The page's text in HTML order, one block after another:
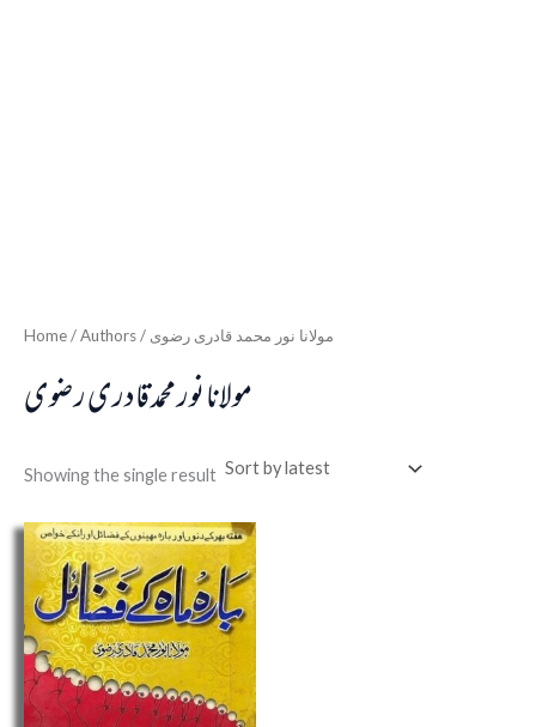
Home / Authors / مولانا نور محمد قادری رضوی
مولانا نور محمد قادری رضوی
Showing the single result